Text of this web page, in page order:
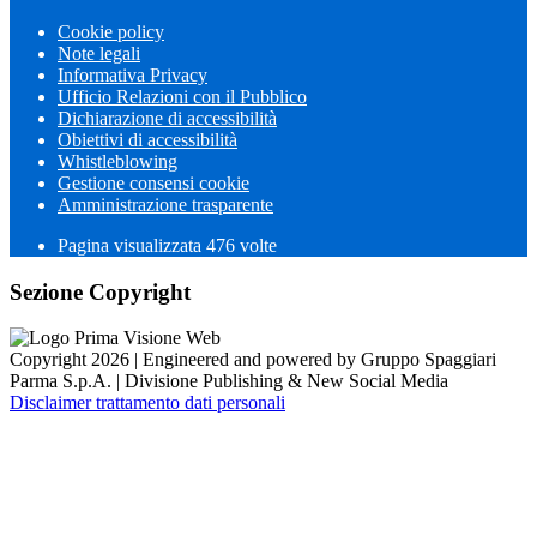
Cookie policy
Note legali
Informativa Privacy
Ufficio Relazioni con il Pubblico
Dichiarazione di accessibilità
Obiettivi di accessibilità
Whistleblowing
Gestione consensi cookie
Amministrazione trasparente
Pagina visualizzata 476 volte
Sezione Copyright
Copyright 2026 | Engineered and powered by Gruppo Spaggiari
Parma S.p.A. | Divisione Publishing & New Social Media
Disclaimer trattamento dati personali